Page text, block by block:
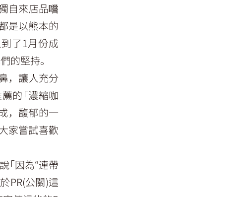
自來店品嚐
是以熊本的
了1月份成
的堅持。
，讓人充分
的「濃縮咖
，馥郁的一
家嘗試喜歡
「因為“連帶
PR(公關)這